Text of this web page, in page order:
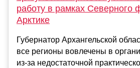
работу в рамках Северного
Арктике
Губернатор Архангельской
все регионы вовлечены в
из-за недостаточной